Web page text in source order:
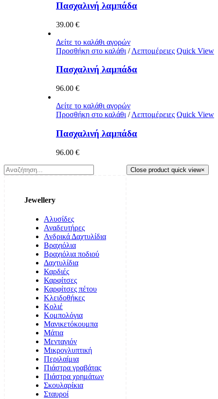
Πασχαλινή λαμπάδα
39.00 €
Δείτε το καλάθι αγορών
Προσθήκη στο καλάθι / Λεπτομέρειες Quick View
Πασχαλινή λαμπάδα
96.00 €
Δείτε το καλάθι αγορών
Προσθήκη στο καλάθι / Λεπτομέρειες Quick View
Πασχαλινή λαμπάδα
96.00 €
Jewellery
Αλυσίδες
Αναδευτήρες
Ανδρικά Δαχτυλίδια
Βραχιόλια
Βραχιόλια ποδιού
Δαχτυλίδια
Καρδιές
Καρφίτσες
Καρφίτσες πέτου
Κλειδοθήκες
Κολιέ
Κομπολόγια
Μανικετόκουμπα
Μάτια
Μενταγιόν
Μικρογλυπτική
Περιλαίμια
Πιάστρα γραβάτας
Πιάστρα χρημάτων
Σκουλαρίκια
Σταυροί
Close product quick view×